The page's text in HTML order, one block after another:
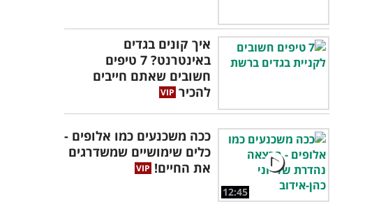
איך קונים בגדים
באינטרנט? 7 טיפים
חשובים שאתם חייבים
להכיר
12:45
ככה משכנעים כמו אלופים -
כלים שימושיים שמשדרגים
את החיים!